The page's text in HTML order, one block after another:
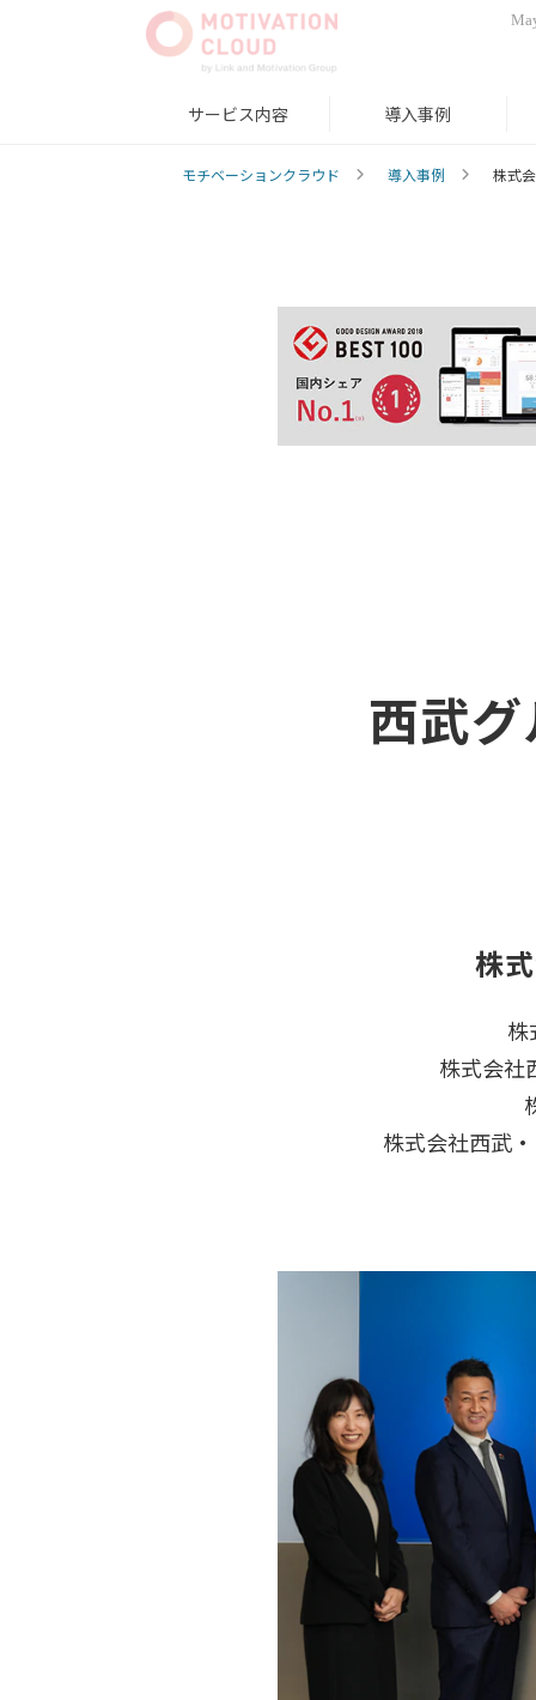
サービス内容 導入事例
モチベーションクラウド 導入事例 株式
西武
株
株
株式会社
株式会社西武